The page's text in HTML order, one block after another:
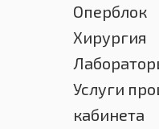
Оперблок
Хирургия
Услуги
кабинета